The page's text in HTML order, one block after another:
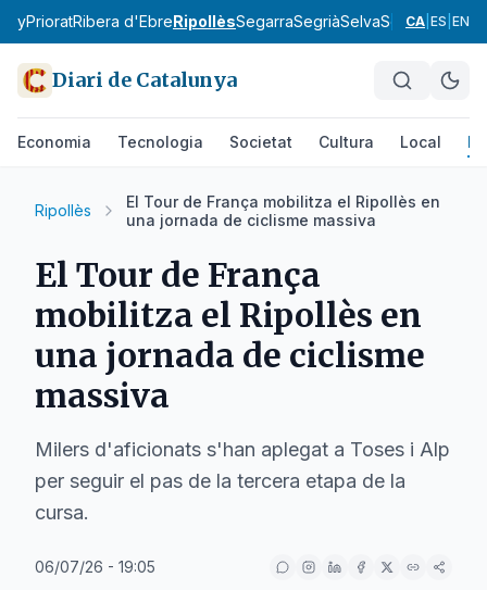
PrioratRibera d'EbreRipollèsSegarraSegriàSelvaSolsonès
CA ES EN
Diari de Catalunya
Economia Tecnologia Societat Cultura Local
Ripollès
El Tour de França mobilitza el Ripollès en
una jornada de ciclisme massiva
El Tour de França
mobilitza el Ripollès en
una jornada de ciclisme
massiva
Milers d'aficionats s'han aplegat a Toses i Alp
per seguir el pas de la tercera etapa de la
cursa.
06/07/26 - 19:05